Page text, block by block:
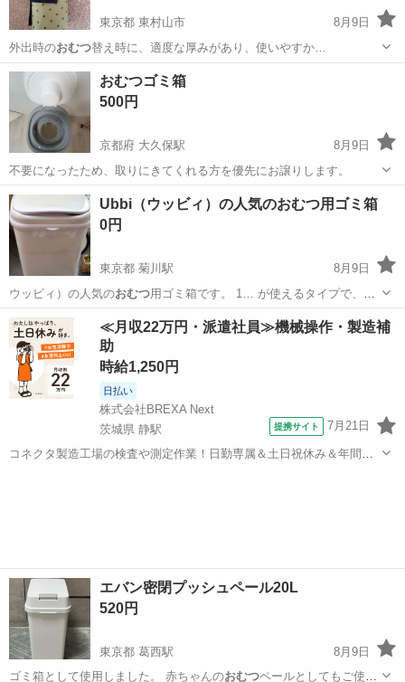
東京都 東村山市
8月9日
外出時のおむつ替え時に、適度な厚みがあり、使いやすか…
東京 東村山市 ベビー用品
おむつゴミ箱
500円
京都府 大久保駅
8月9日
不要になったため、取りにきてくれる方を優先にお譲りします。
京都 宇治市 大久保駅 ベビー用品
Ubbi（ウッビィ）の人気のおむつ用ゴミ箱
0円
東京都 菊川駅
8月9日
ウッビィ）の人気のおむつ用ゴミ箱です。 1… が使えるタイプで、
むつ用としてはもちろん…
東京 墨田区 菊川駅 インテリア雑貨/小物
≪月収22万円・派遣社員≫機械操作・製造補
助
時給1,250円
日払い
株式会社BREXA Next
茨城県 静駅
提携サイト 7月21日
コネクタ製造工場の検査や測定作業！日勤専属＆土日祝休み＆年間休
エバン密閉プッシュペール20L
520円
東京都 葛西駅
8月9日
ゴミ箱として使用しました。 赤ちゃんのおむつペールとしてもご使用